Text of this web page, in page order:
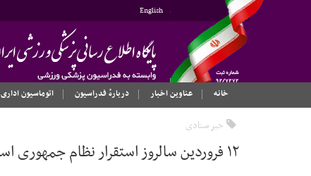
English
خانه
عناوین اخبار دربارهٔ فدراسیون اتوماسیون اداری
خبر ستادی
۱۲ فروردین سالروز استقرار نظام جمهوری اسلامی ایران گرامی باد